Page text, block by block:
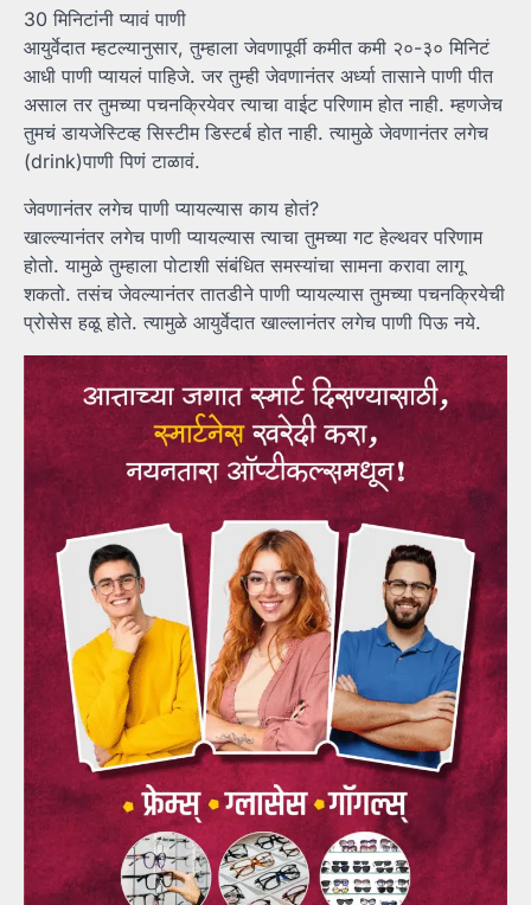
30 मिनिटांनी प्यावं पाणी
आयुर्वेदात म्हटल्यानुसार, तुम्हाला जेवणापूर्वी कमीत कमी २०-३० मिनिटं
आधी पाणी प्यायलं पाहिजे. जर तुम्ही जेवणानंतर अर्ध्या तासाने पाणी पीत
असाल तर तुमच्या पचनक्रियेवर त्याचा वाईट परिणाम होत नाही. म्हणजेच
तुमचं डायजेस्टिव्ह सिस्टीम डिस्टर्ब होत नाही. त्यामुळे जेवणानंतर लगेच
(drink)पाणी पिणं टाळावं.
जेवणानंतर लगेच पाणी प्यायल्यास काय होतं?
खाल्ल्यानंतर लगेच पाणी प्यायल्यास त्याचा तुमच्या गट हेल्थवर परिणाम
होतो. यामुळे तुम्हाला पोटाशी संबंधित समस्यांचा सामना करावा लागू
शकतो. तसंच जेवल्यानंतर तातडीने पाणी प्यायल्यास तुमच्या पचनक्रियेची
प्रोसेस हळू होते. त्यामुळे आयुर्वेदात खाल्लानंतर लगेच पाणी पिऊ नये.